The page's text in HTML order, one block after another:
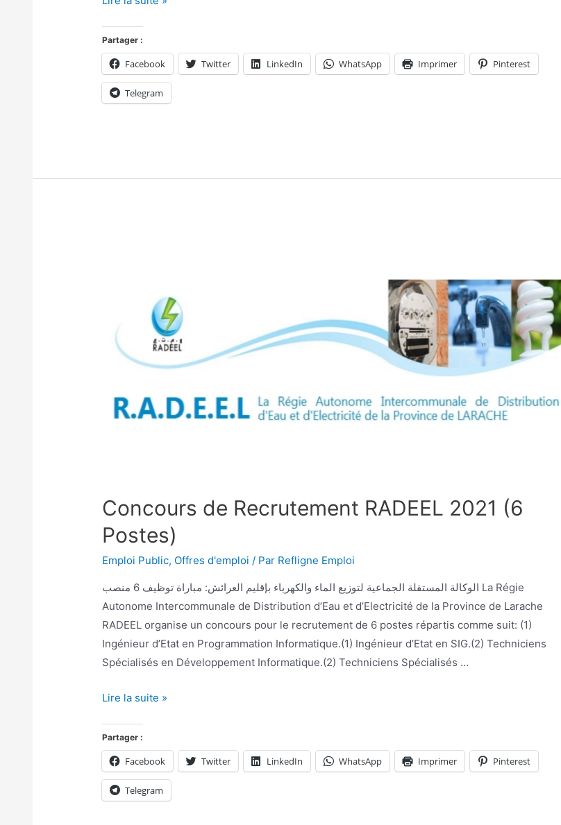
Partager :
Facebook Twitter LinkedIn WhatsApp Imprimer Pinterest
Telegram
Concours de Recrutement RADEEL 2021 (6
Postes)
Emploi Public, Offres d'emploi / Par Refligne Emploi
الوكالة المستقلة الجماعية لتوزيع الماء والكهرباء بإقليم العرائش: مباراة توظيف 6 منصب La Régie
Autonome Intercommunale de Distribution d’Eau et d’Electricité de la Province de Larache
RADEEL organise un concours pour le recrutement de 6 postes répartis comme suit: (1)
Ingénieur d’Etat en Programmation Informatique.(1) Ingénieur d’Etat en SIG.(2) Techniciens
Spécialisés en Développement Informatique.(2) Techniciens Spécialisés …
Lire la suite »
Partager :
Facebook Twitter LinkedIn WhatsApp Imprimer Pinterest
Telegram